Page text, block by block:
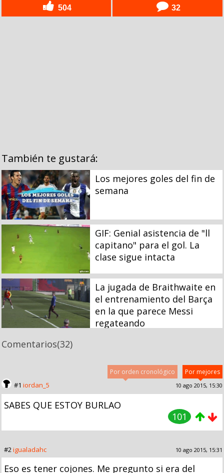
504 32
También te gustará:
Los mejores goles del fin de
semana
GIF: Genial asistencia de "ll
capitano" para el gol. La
clase sigue intacta
La jugada de Braithwaite en
el entrenamiento del Barça
en la que parece Messi
regateando
Comentarios(32)
Por mejores
Por orden cronológico
#1 iordan_5 10 ago 2015, 15:30
SABES QUE ESTOY BURLAO
101
#2igualadahc 10 ago 2015, 15:31
Eso es tener cojones. Me pregunto si era del